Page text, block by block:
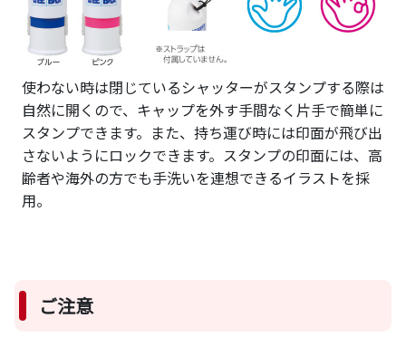
使わない時は閉じているシャッターがスタンプする際は
自然に開くので、キャップを外す手間なく片手で簡単に
スタンプできます。また、持ち運び時には印面が飛び出
さないようにロックできます。スタンプの印面には、高
齢者や海外の方でも手洗いを連想できるイラストを採
用。
ご注意